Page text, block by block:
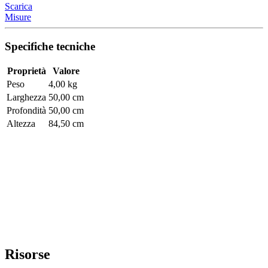
Scarica
Misure
Specifiche tecniche
Proprietà
Valore
Peso
4,00 kg
Larghezza 50,00 cm
Profondità 50,00 cm
Altezza
84,50 cm
Risorse